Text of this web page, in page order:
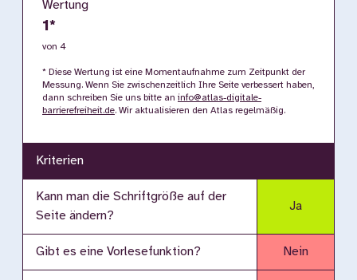
Wertung
1*
von 4
* Diese Wertung ist eine Momentaufnahme zum Zeitpunkt der
Messung. Wenn Sie zwischenzeitlich Ihre Seite verbessert haben,
dann schreiben Sie uns bitte an info@atlas-digitale-
barrierefreiheit.de. Wir aktualisieren den Atlas regelmäßig.
Kriterien
Kann man die Schriftgröße auf der
Seite ändern?
Ja
Gibt es eine Vorlesefunktion? Nein